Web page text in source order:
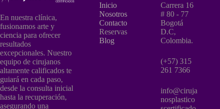
En nuestra clínica,
fusionamos arte y
ciencia para ofrecer
resultados
excepcionales. Nuestro
equipo de cirujanos
altamente calificados te
guiará en cada paso,
desde la consulta inicial
hasta la recuperación,
asegurando una
Inicio
Nosotros
Contacto
Reservas
Blog
Carrera 16
# 80 - 77
Bogotá
D.C,
Colombia.
(+57) 315
261 7366
info@ciruja
nosplastico